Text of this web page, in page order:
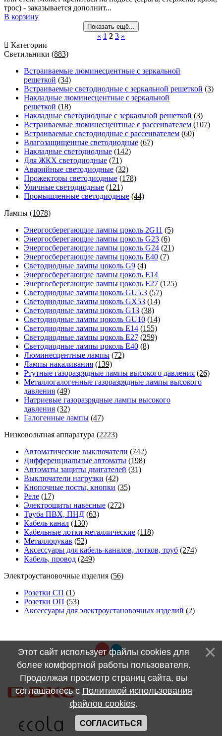
трос) - заказывается дополнит...
В корзину
Показать ещё...
« 1 2 3 »
Категории
Светильники (883)
Встраиваемые люминесцентные с зеркальной
решеткой (34)
Встраиваемые светодиодные с зеркальной решеткой (3)
Накладные люминесцентные с зеркальной
решеткой (18)
Накладные светодиодные с зеркальной решеткой (3)
Встраиваемые люминесцентные с рассеивателем (107)
Встраиваемые светодиодные с рассеивателем (60)
Влагозащищенные светодиодные (67)
Накладные светодиодные (142)
Для ЖКХ светодиодные (71)
Аварийные светодиодные (32)
Прожекторы светодиодные (178)
Уличные светодиодные (121)
Промышленные светодиодные (44)
Лампы (1078)
Энергосберегающие лампы цоколь 2G11 (5)
Энергосберегающие лампы цоколь G23 (6)
Энергосберегающие лампы цоколь G24 (21)
Энергосберегающие лампы цоколь Е40 (7)
Светодиодные лампы цоколь G9 (4)
Энергосберегающие лампы цоколь Е14
Энергосберегающие лампы цоколь Е27 (125)
Светодиодные лампы цоколь GU5.3 (57)
Светодиодные лампы цоколь GX53 (14)
Светодиодные лампы цоколь G13 (38)
Светодиодные лампы цоколь GU10 (14)
Светодиодные лампы цоколь E14 (155)
Светодиодные лампы цоколь E27 (259)
Светодиодные лампы цоколь E40 (8)
Люминесцентные лампы (72)
Лампы накаливания (139)
Ртутные газоразрядные лампы высокого давления (26)
Металлогалогенные газоразрядные лампы высокого
давления (49)
Натриевые газоразрядные лампы высокого
давления (32)
Галогенные лампы (47)
Низковольтная аппаратура (2223)
Автоматические выключатели (742)
Дифференциальные автоматы (198)
Автоматы защиты двигателей (31)
Выключатели нагрузки (42)
Кнопочные посты, кнопки (35)
Реле (17)
Электрощиты навесные (272)
Труба ПВХ, ПНД (63)
Кабель канал (130)
Кабельные лотки металлические (118)
Металлорукав (52)
Аксессуары для кабель-каналов, лотков, труб (274)
Кабель, провод (249)
Электроустановочные изделия (56)
Розетки СП (1)
Розетки ОП (53)
Аксессуары для электроустановочных изделий (2)
Этот сайт использует файлы cookies для
более комфортной работы пользователя.
Продолжая просмотр страниц сайта, вы
соглашаетесь с Политикой использования
файлов cookies.
СОГЛАСИТЬСЯ